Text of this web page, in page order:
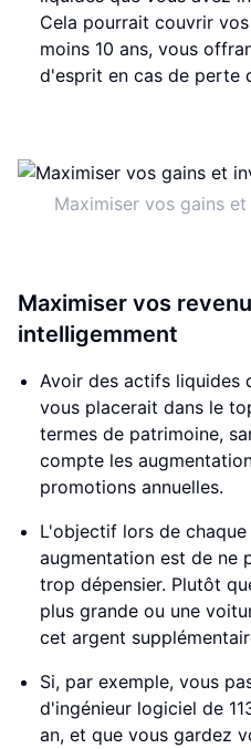
Cela pourrait couvrir
moins 10 ans, vous
d'esprit en cas de perte
Maximiser vos gains
Maximiser vos
intelligemment
Avoir des actifs liquides
vous placerait dans le
termes de patrimoine,
compte les
promotions annuelles.
L'objectif lors de
augmentation est de ne
trop dépensier. Plutôt
plus grande ou une
cet argent
Si, par exemple, vous
d'ingénieur logiciel de
an, et que vous gardez